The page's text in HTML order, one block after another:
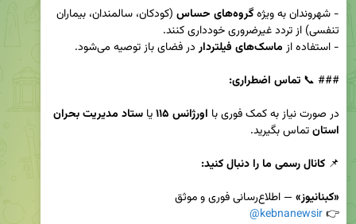
- شهروندان به ویژه گروه‌های حساس
- استفاده از ماسک‌های فیلتردار
### 📞 تماس اضطراری:
در صورت نیاز به کمک فوری با اورژانس ۱۱۵ یا
استان
📌 کانال رسمی ما را دنبال کنید:
«کبنانیوز»
👉
@kebnanewsir